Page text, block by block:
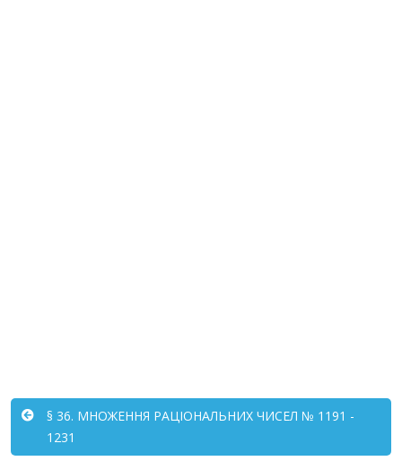
§ 36. МНОЖЕННЯ РАЦІОНАЛЬНИХ ЧИСЕЛ № 1191 -
1231